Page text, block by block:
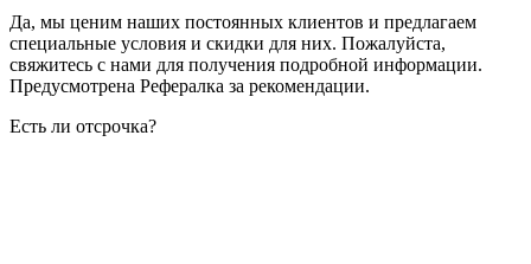
Да, мы ценим наших постоянных клиентов и предлагаем
специальные условия и скидки для них. Пожалуйста,
свяжитесь с нами для получения подробной информации.
Предусмотрена Рефералка за рекомендации.
Есть ли отсрочка?